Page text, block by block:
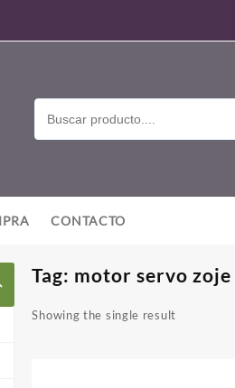
CONTACTO
Tag: motor servo zoje
Showing the single result